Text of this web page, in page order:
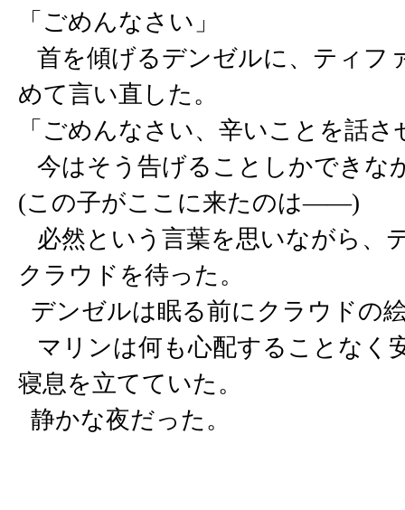
「ごめんなさい」
首を傾げるデンゼルに、ティフ
めて言い直した。
「ごめんなさい、辛いことを話
今はそう告げることしかできな
(この子がここに来たのは――)
必然という言葉を思いながら、
クラウドを待った。
デンゼルは眠る前にクラウドの
マリンは何も心配することなく
寝息を立てていた。
静かな夜だった。